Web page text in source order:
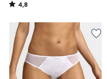
4,8
/